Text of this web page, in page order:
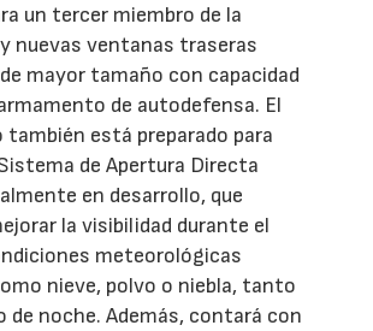
un tercer miembro de la
nuevas ventanas traseras
mayor tamaño con capacidad
de autodefensa. El
está preparado para
de Apertura Directa
en desarrollo, que
la visibilidad durante el
meteorológicas
nieve, polvo o niebla, tanto
de noche. Además, contará con